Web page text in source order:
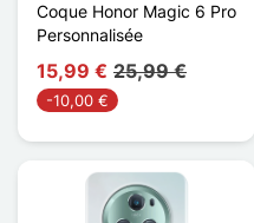
Coque Honor Magic 6 Pro
Personnalisée
15,99 € 25,99 €
-10,00 €